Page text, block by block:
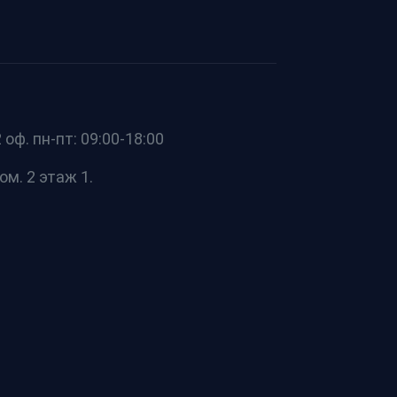
пн-пт: 09:00-18:00
2 этаж 1.